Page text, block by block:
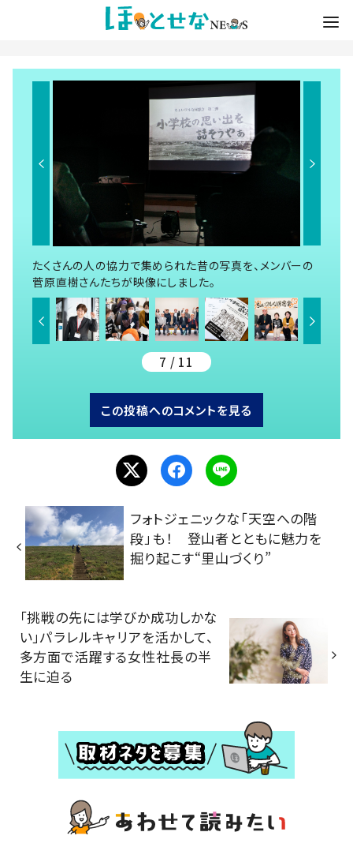
たくさんの人の協力で集められた昔の写真を、メンバーの
菅原直樹さんたちが映像にしました。
7 / 11
この投稿へのコメントを見る
フォトジェニックな「天空への階
段」も！ 登山者とともに魅力を
掘り起こす“里山づくり”
「挑戦の先には学びか成功しかな
い」パラレルキャリアを活かして、
多方面で活躍する女性社長の半
生に迫る